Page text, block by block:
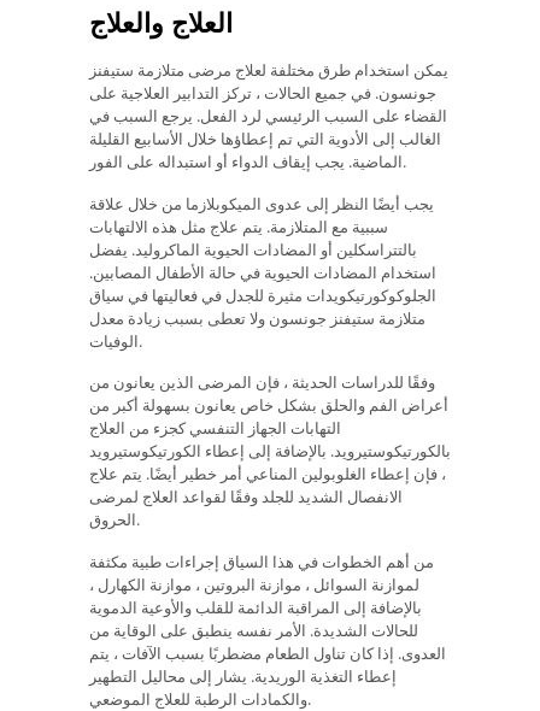
العلاج والعلاج
يمكن استخدام طرق مختلفة لعلاج مرضى متلازمة ستيفنز
جونسون. في جميع الحالات ، تركز التدابير العلاجية على
القضاء على السبب الرئيسي لرد الفعل. يرجع السبب في
الغالب إلى الأدوية التي تم إعطاؤها خلال الأسابيع القليلة
الماضية. يجب إيقاف الدواء أو استبداله على الفور.
يجب أيضًا النظر إلى عدوى الميكوبلازما من خلال علاقة
سببية مع المتلازمة. يتم علاج مثل هذه الالتهابات
بالتتراسكلين أو المضادات الحيوية الماكروليد. يفضل
استخدام المضادات الحيوية في حالة الأطفال المصابين.
الجلوكوكورتيكويدات مثيرة للجدل في فعاليتها في سياق
متلازمة ستيفنز جونسون ولا تعطى بسبب زيادة معدل
الوفيات.
وفقًا للدراسات الحديثة ، فإن المرضى الذين يعانون من
أعراض الفم والحلق بشكل خاص يعانون بسهولة أكبر من
التهابات الجهاز التنفسي كجزء من العلاج
بالكورتيكوستيرويد. بالإضافة إلى إعطاء الكورتيكوستيرويد
، فإن إعطاء الغلوبولين المناعي أمر خطير أيضًا. يتم علاج
الانفصال الشديد للجلد وفقًا لقواعد العلاج لمرضى
الحروق.
من أهم الخطوات في هذا السياق إجراءات طبية مكثفة
لموازنة السوائل ، موازنة البروتين ، موازنة الكهارل ،
بالإضافة إلى المراقبة الدائمة للقلب والأوعية الدموية
للحالات الشديدة. الأمر نفسه ينطبق على الوقاية من
العدوى. إذا كان تناول الطعام مضطربًا بسبب الآفات ، يتم
إعطاء التغذية الوريدية. يشار إلى محاليل التطهير
والكمادات الرطبة للعلاج الموضعي.